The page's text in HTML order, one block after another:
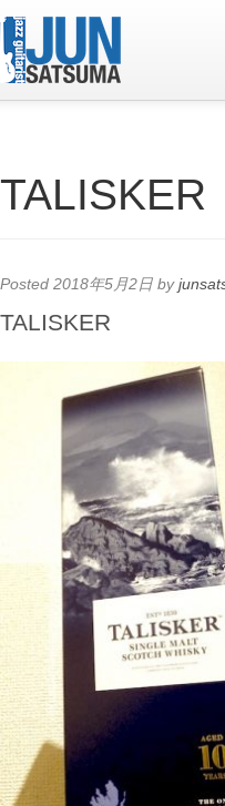
Live Schedule
Photo
Contact
YouTube
Online Lesson
TALISKER
Posted 2018年5月2日 by
TALISKER